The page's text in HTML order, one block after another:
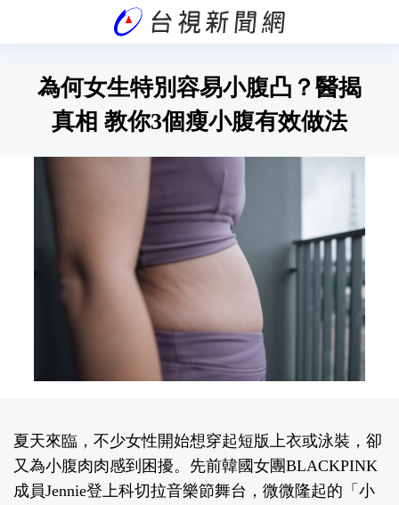
為何女生特別容易小腹凸？醫揭
真相 教你3個瘦小腹有效做法
夏天來臨，不少女性開始想穿起短版上衣或泳裝，卻
又為小腹肉肉感到困擾。先前韓國女團BLACKPINK
成員Jennie登上科切拉音樂節舞台，微微隆起的「小